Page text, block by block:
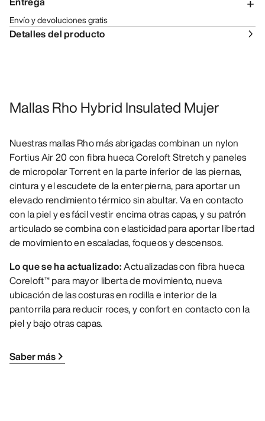
Envío y devoluciones gratis
Detalles del producto
Mallas Rho Hybrid Insulated Mujer
Nuestras mallas Rho más abrigadas combinan un nylon
Fortius Air 20 con fibra hueca Coreloft Stretch y paneles
de micropolar Torrent en la parte inferior de las piernas,
cintura y el escudete de la enterpierna, para aportar un
elevado rendimiento térmico sin abultar. Va en contacto
con la piel y es fácil vestir encima otras capas, y su patrón
articulado se combina con elasticidad para aportar libertad
de movimiento en escaladas, foqueos y descensos.
Lo que se ha actualizado:Actualizadas con fibra hueca
Coreloft™ para mayor liberta de movimiento, nueva
ubicación de las costuras en rodilla e interior de la
pantorrila para reducir roces, y confort en contacto con la
piel y bajo otras capas.
Saber más